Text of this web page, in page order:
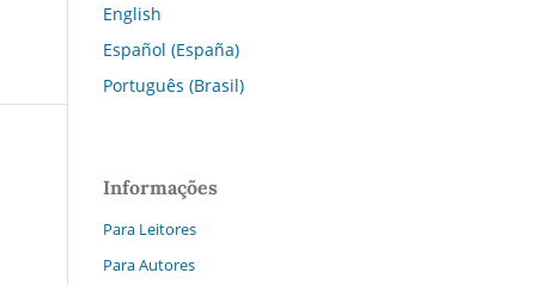
English
Español (España)
Português (Brasil)
Informações
Para Leitores
Para Autores